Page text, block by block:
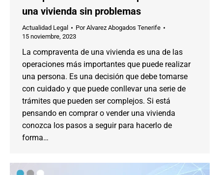
una vivienda sin problemas
Actualidad Legal PorAlvarez Abogados Tenerife
15 noviembre, 2023
La compraventa de una vivienda es una de las
operaciones más importantes que puede realizar
una persona. Es una decisión que debe tomarse
con cuidado y que puede conllevar una serie de
trámites que pueden ser complejos. Si está
pensando en comprar o vender una vivienda
conozca los pasos a seguir para hacerlo de
forma…